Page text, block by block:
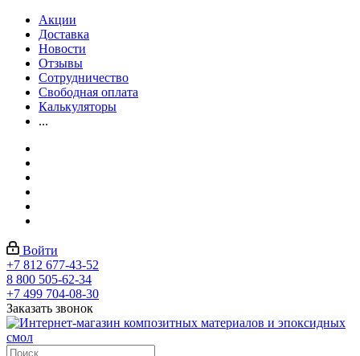
Акции
Доставка
Новости
Отзывы
Сотрудничество
Свободная оплата
Калькуляторы
...
Войти
+7 812 677-43-52
8 800 505-62-34
+7 499 704-08-30
Заказать звонок